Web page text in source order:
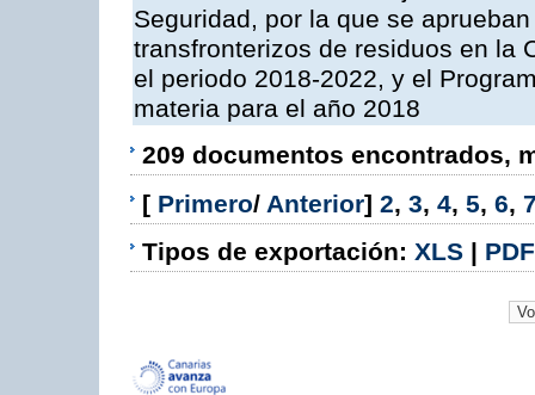
Seguridad, por la que se
transfronterizos de residuos en la
el periodo 2018-2022, y el
materia para el año 2018
209 documentos encontrados,
[ Primero/ Anterior] 2, 3, 4, 5, 6,
Tipos de exportación: XLS | PDF